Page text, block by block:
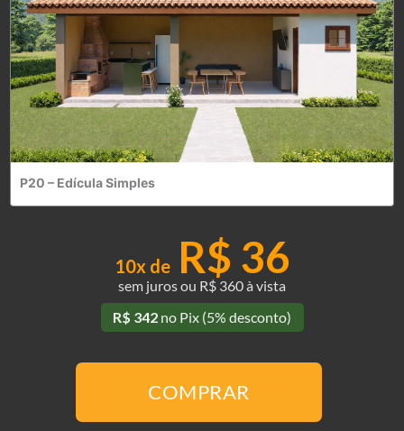
P20 – Edícula Simples
10x de R$ 36
sem juros ou R$ 360 à vista
R$ 342 no Pix (5% desconto)
-
COMPRAR